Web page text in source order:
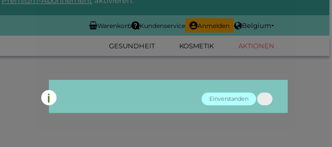
Warenkorb Kundenservice Anmelden Belgium
GESUNDHEIT KOSMETIK AKTIONEN
Einverstanden